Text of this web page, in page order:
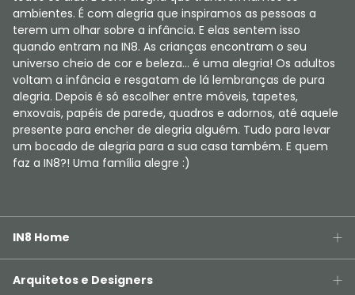
ambientes. É com alegria que inspiramos as pessoas a
terem um olhar sobre a infância. E elas sentem isso
quando entram na IN8. As crianças encontram o seu
universo cheio de cor e beleza... é uma alegria! Os adultos
voltam a infância e resgatam de lá lembranças de pura
alegria. Depois é só escolher entre móveis, tapetes,
enxovais, papéis de parede, quadros e adornos, até aquele
presente para encher de alegria alguém. Tudo para levar
um bocado de alegria para a sua casa também. E quem
faz a IN8?! Uma família alegre :)
IN8 Home
Arquitetos e Designers